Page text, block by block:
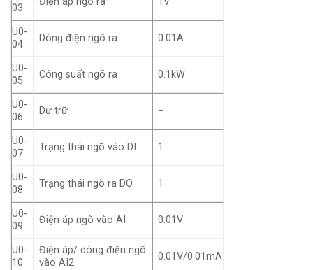
03
U0-
04
Dòng điện ngõ ra 0.01A
U0-
05
Công suất ngõ ra 0.1kW
U0-
06
Dự trữ –
U0-
07
Trạng thái ngõ vào DI 1
U0-
08
Trạng thái ngõ ra DO 1
U0-
09
Điện áp ngõ vào AI 0.01V
U0-
10
Điện áp/ dòng điện ngõ
vào AI2
0.01V/0.01mA